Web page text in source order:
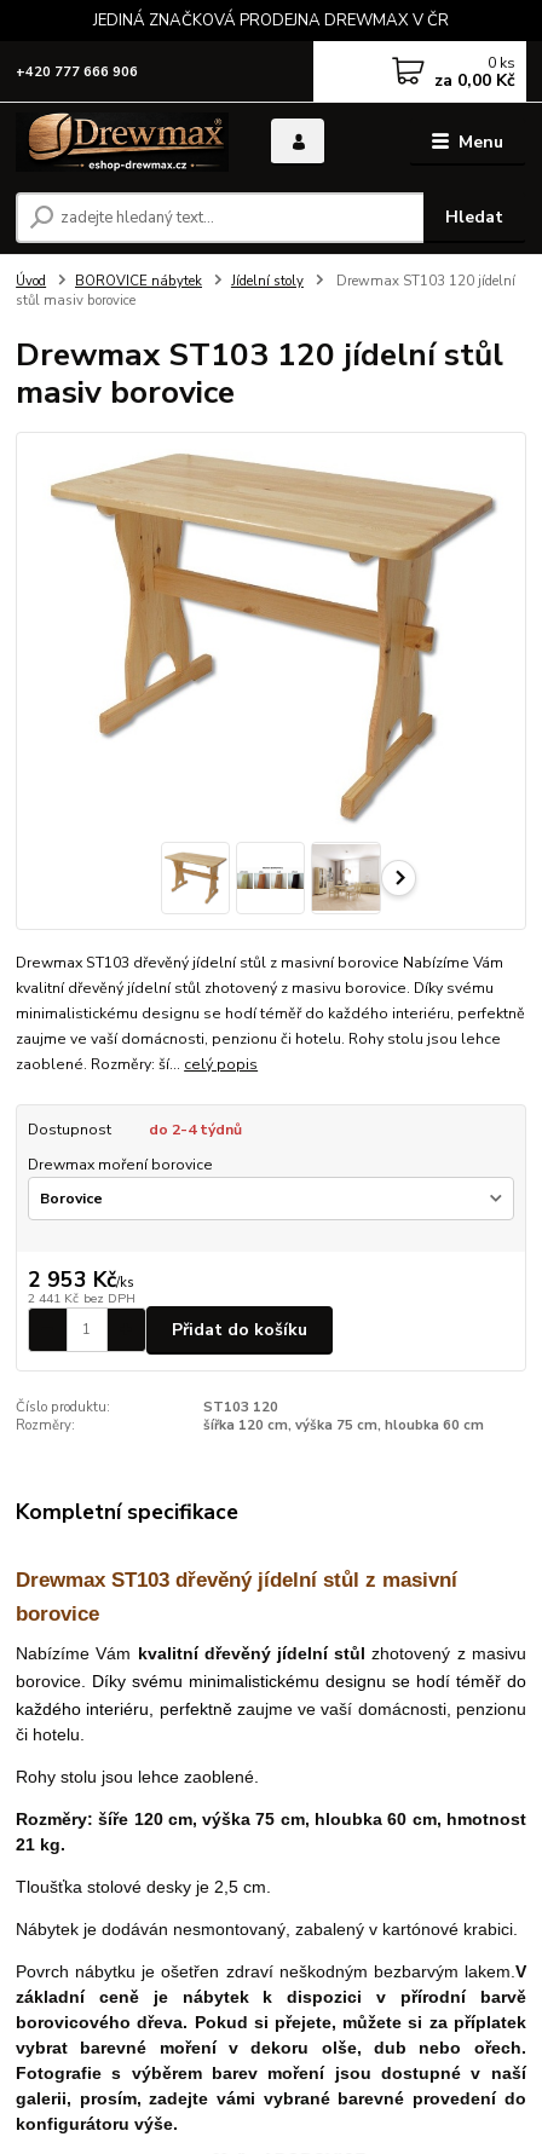
JEDINÁ ZNAČKOVÁ PRODEJNA DREWMAX V ČR
Menu
Hledat
+420 777 666 906 0 ks
za 0,00 Kč
Úvod BOROVICE nábytek Jídelní stoly
Drewmax ST103 120 jídelní
stůl masiv borovice
Drewmax ST103 120 jídelní stůl
masiv borovice
Drewmax ST103 dřevěný jídelní stůl z masivní borovice Nabízíme Vám
kvalitní dřevěný jídelní stůl zhotovený z masivu borovice. Díky svému
minimalistickému designu se hodí téměř do každého interiéru, perfektně
zaujme ve vaší domácnosti, penzionu či hotelu. Rohy stolu jsou lehce
zaoblené. Rozměry: ší... celý popis
Dostupnost
do 2-4 týdnů
Drewmax moření borovice
2 953 Kč/ks
2 441 Kč bez DPH
Přidat do košíku
Číslo produktu:
ST103 120
Rozměry:
šířka 120 cm, výška 75 cm, hloubka 60 cm
Kompletní specifikace
Drewmax ST103 dřevěný jídelní stůl z masivní
borovice
Nabízíme Vám kvalitní dřevěný jídelní stůl zhotovený z masivu
borovice. Díky svému minimalistickému designu se hodí téměř do
každého interiéru , perfektně zaujme ve vaší domácnosti, penzionu
či hotelu.
Rohy stolu jsou lehce zaoblené.
Rozměry: šíře 120 cm, výška 75 cm, hloubka 60 cm, hmotnost
21 kg.
Tloušťka stolové desky je 2,5 cm.
Nábytek je dodáván nesmontovaný, zabalený v kartónové krabici.
Povrch nábytku je ošetřen zdraví neškodným bezbarvým lakem. V
základní ceně je nábytek k dispozici v přírodní barvě
borovicového dřeva. Pokud si přejete, můžete si za příplatek
vybrat barevné mořenív dekoru olše, dub nebo ořech.
Fotografie s výběrem barev moření jsou dostupné v naší
galerii, prosím, zadejte vámi vybrané barevné provedení do
konfigurátoru výše.